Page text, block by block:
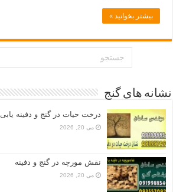
بیشتر بخوانید »
نشانه های گنج
درخت حیات در گنج و دفینه یابی
می 20, 2026
نقش مورچه در گنج و دفینه
می 20, 2026